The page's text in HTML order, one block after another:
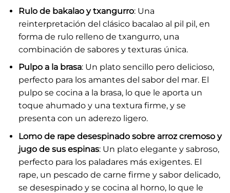
Rulo de bakalao y txangurro: Una
reinterpretación del clásico bacalao al pil pil, en
forma de rulo relleno de txangurro, una
combinación de sabores y texturas única.
Pulpo a la brasa: Un plato sencillo pero delicioso,
perfecto para los amantes del sabor del mar. El
pulpo se cocina a la brasa, lo que le aporta un
toque ahumado y una textura firme, y se
presenta con un aderezo ligero.
Lomo de rape desespinado sobre arroz cremoso y
jugo de sus espinas: Un plato elegante y sabroso,
perfecto para los paladares más exigentes. El
rape, un pescado de carne firme y sabor delicado,
se desespinado y se cocina al horno, lo que le